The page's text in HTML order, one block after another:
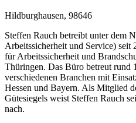
Hildburghausen, 98646
Steffen Rauch betreibt unter dem
Arbeitssicherheit und Service) seit
für Arbeitssicherheit und
Thüringen. Das Büro betreut rund
verschiedenen Branchen mit
Hessen und Bayern. Als Mitglied
Gütesiegels weist Steffen Rauch
nach.